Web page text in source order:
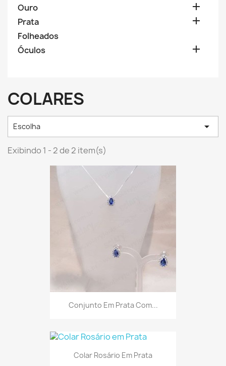
Ouro 
Prata 
Folheados
Óculos

COLARES
Escolha 
Exibindo 1 - 2 de 2 item(s)
Conjunto Em Prata Com...
Colar Rosário Em Prata